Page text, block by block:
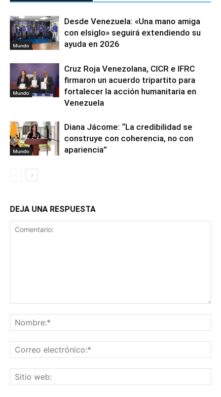
Mundo
Desde Venezuela: «Una mano amiga
con elsiglo» seguirá extendiendo su
ayuda en 2026
Mundo
Cruz Roja Venezolana, CICR e IFRC
firmaron un acuerdo tripartito para
fortalecer la acción humanitaria en
Venezuela
Mundo
Diana Jácome: “La credibilidad se
construye con coherencia, no con
apariencia”
DEJA UNA RESPUESTA